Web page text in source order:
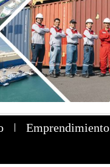
Emprendimiento